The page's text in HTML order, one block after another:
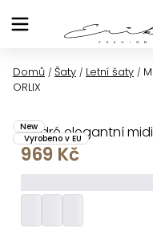
na
Domů / Šaty / Letní šaty /
ORLIX
Modré elegantní
New
Vyrobeno v EU
969 Kč